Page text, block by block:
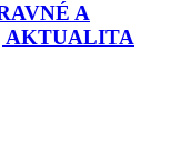
A
AKTUALITA